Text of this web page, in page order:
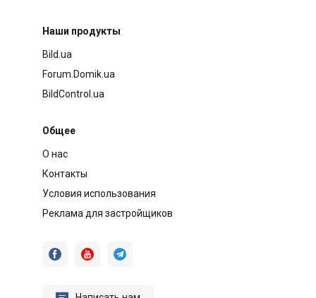
Наши продукты
Bild.ua
Forum.Domik.ua
BildControl.ua
Общее
О нас
Контакты
Условия использования
Реклама для застройщиков
  